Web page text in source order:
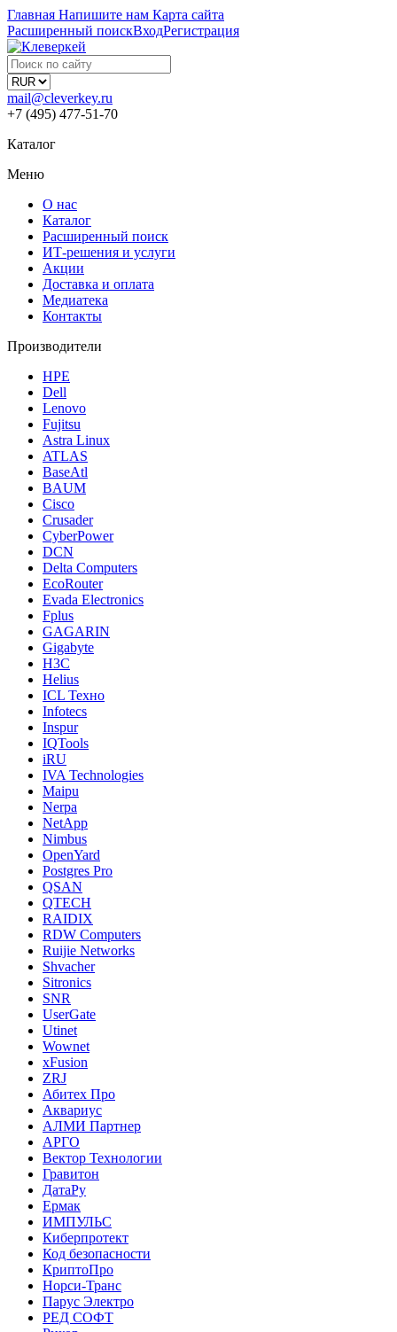
Главная Напишите нам Карта сайта
Расширенный поискВходРегистрация
mail@cleverkey.ru
+7 (495) 477-51-70
Каталог
Меню
О нас
Каталог
Расширенный поиск
ИТ-решения и услуги
Акции
Доставка и оплата
Медиатека
Контакты
Производители
HPE
Dell
Lenovo
Fujitsu
Astra Linux
ATLAS
BaseAtl
BAUM
Cisco
Crusader
CyberPower
DCN
Delta Computers
EcoRouter
Evada Electronics
Fplus
GAGARIN
Gigabyte
H3C
Helius
ICL Техно
Infotecs
Inspur
IQTools
iRU
IVA Technologies
Maipu
Nerpa
NetApp
Nimbus
OpenYard
Postgres Pro
QSAN
QTECH
RAIDIX
RDW Computers
Ruijie Networks
Shvacher
Sitronics
SNR
UserGate
Utinet
Wownet
xFusion
ZRJ
Абитех Про
Аквариус
АЛМИ Партнер
АРГО
Вектор Технологии
Гравитон
ДатаРу
Ермак
ИМПУЛЬС
Киберпротект
Код безопасности
КриптоПро
Норси-Транс
Парус Электро
РЕД СОФТ